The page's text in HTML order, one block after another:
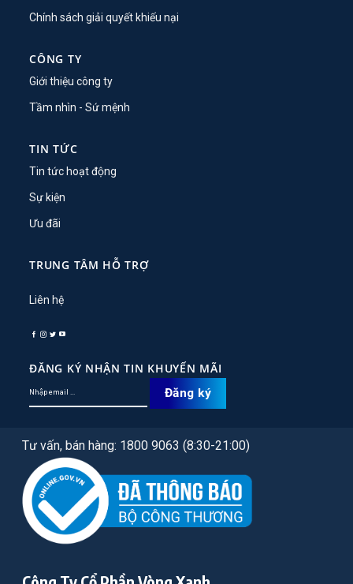
Chính sách giải quyết khiếu nại
CÔNG TY
Giới thiệu công ty
Tầm nhìn - Sứ mệnh
TIN TỨC
Tin tức hoạt động
Sự kiện
Ưu đãi
TRUNG TÂM HỖ TRỢ
Liên hệ
ĐĂNG KÝ NHẬN TIN KHUYẾN MÃI
Tư vấn, bán hàng: 1800 9063 (8:30-21:00)